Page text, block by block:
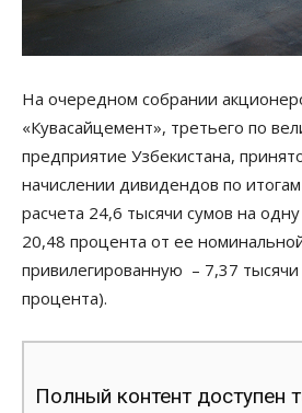
На очередном собрании
«Кувасайцемент», третьего по
предприятие Узбекистана,
начислении дивидендов по
расчета 24,6 тысячи сумов на
20,48 процента от ее
привилегированную – 7,37
процента).
Полный контент доступен